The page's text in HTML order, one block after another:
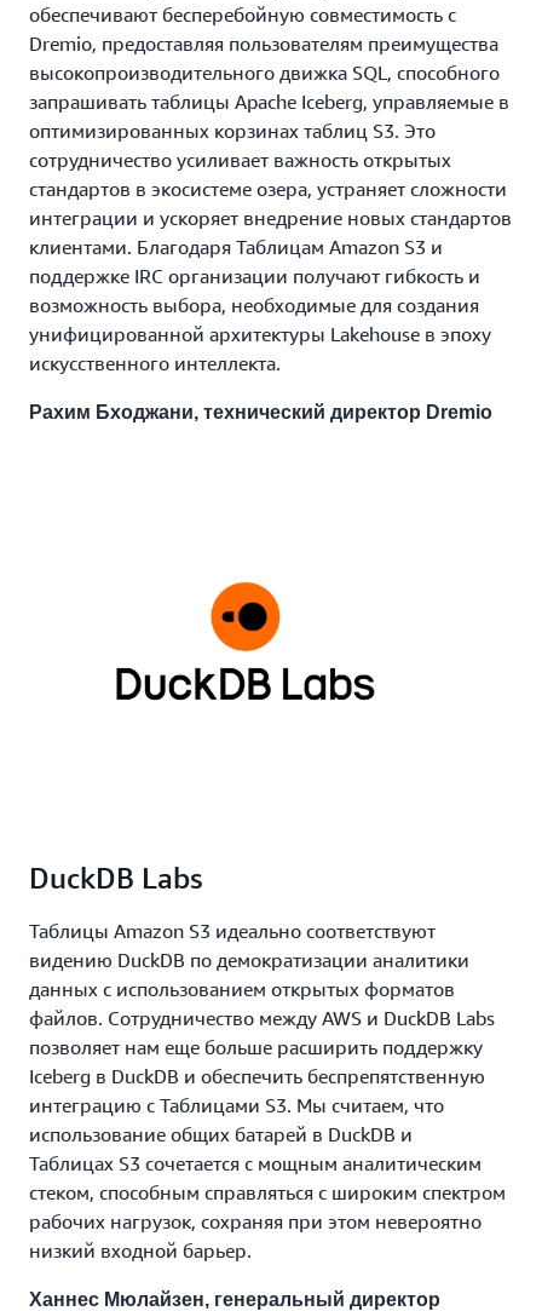
обеспечивают бесперебойную совместимость с
Dremio, предоставляя пользователям преимущества
высокопроизводительного движка SQL, способного
запрашивать таблицы Apache Iceberg, управляемые в
оптимизированных корзинах таблиц S3. Это
сотрудничество усиливает важность открытых
стандартов в экосистеме озера, устраняет сложности
интеграции и ускоряет внедрение новых стандартов
клиентами. Благодаря Таблицам Amazon S3 и
поддержке IRC организации получают гибкость и
возможность выбора, необходимые для создания
унифицированной архитектуры Lakehouse в эпоху
искусственного интеллекта.
Рахим Бходжани, технический директор Dremio
DuckDB Labs
Таблицы Amazon S3 идеально соответствуют
видению DuckDB по демократизации аналитики
данных с использованием открытых форматов
файлов. Сотрудничество между AWS и DuckDB Labs
позволяет нам еще больше расширить поддержку
Iceberg в DuckDB и обеспечить беспрепятственную
интеграцию с Таблицами S3. Мы считаем, что
использование общих батарей в DuckDB и
Таблицах S3 сочетается с мощным аналитическим
стеком, способным справляться с широким спектром
рабочих нагрузок, сохраняя при этом невероятно
низкий входной барьер.
Ханнес Мюлайзен, генеральный директор